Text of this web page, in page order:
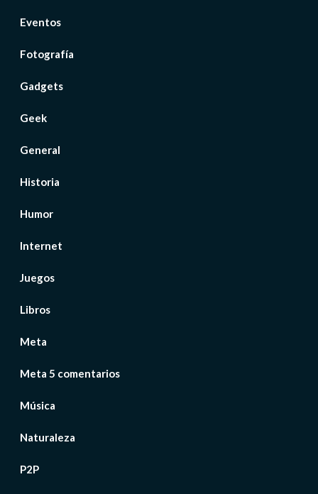
Eventos
Fotografía
Gadgets
Geek
General
Historia
Humor
Internet
Juegos
Libros
Meta
Meta 5 comentarios
Música
Naturaleza
P2P